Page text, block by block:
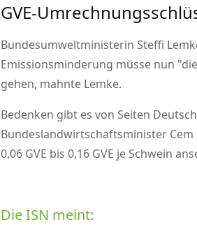
GVE-
Bundesumweltministerin Steffi
Emissionsminderung müsse nun
gehen, mahnte Lemke.
Bedenken gibt es von Seiten
Bundeslandwirtschaftsminister
0,06 GVE bis 0,16 GVE je Schwein
Die ISN meint: